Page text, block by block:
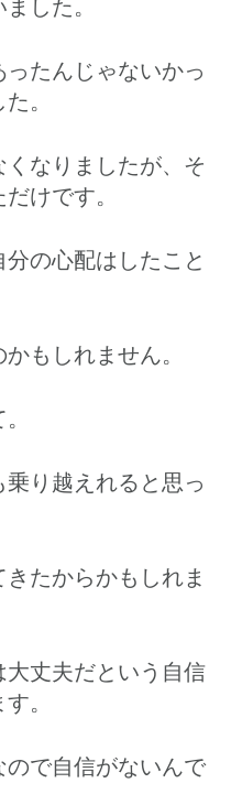
した。
たんじゃないかっ
。
なりましたが、そ
けです。
の心配はしたこと
もしれません。
り越えれると思っ
たからかもしれま
丈夫だという自信
。
で自信がないんで